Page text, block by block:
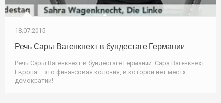
18.07.2015
Речь Сары Вагенкнехт в бундестаге Германии
Речь Сары Вагенкнехт в бундестаге Германии. Сара Вагенкнехт:
Европа – это финансовая колония, в которой нет места
демократии!